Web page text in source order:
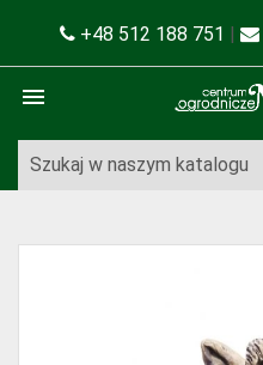
+48 512 188 751 |
